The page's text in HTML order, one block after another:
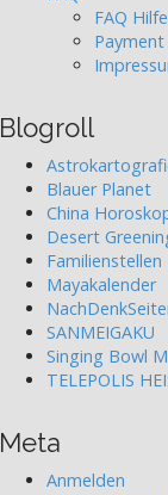
FAQ Hilfe
Blogroll
Blauer Planet
China
Desert
Familienstellen
Mayakalender
SANMEIGAKU
Singing Bowl
TELEPOLIS
Meta
Anmelden